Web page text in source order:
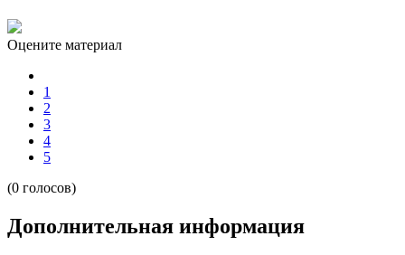
Оцените материал
1
2
3
4
5
(0 голосов)
Дополнительная информация